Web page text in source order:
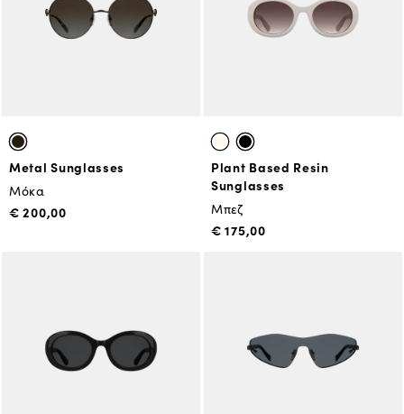
Metal Sunglasses
Μόκα
€ 200,00
Plant Based Resin
Sunglasses
Μπεζ
€ 175,00